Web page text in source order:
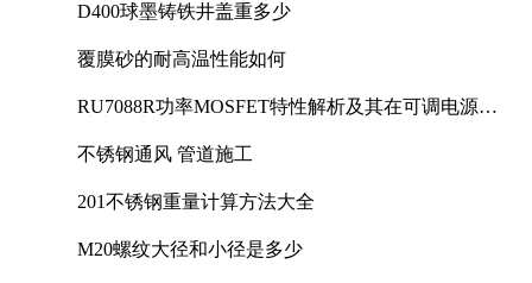
D400球墨铸铁井盖重多少
覆膜砂的耐高温性能如何
RU7088R功率MOSFET特性解析及其在可调电源设
不锈钢通风 管道施工
201不锈钢重量计算方法大全
M20螺纹大径和小径是多少